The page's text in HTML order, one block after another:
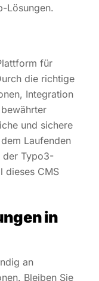
Lösungen.
für
die richtige
Integration
und sichere
Laufenden
der Typo3-
dieses CMS
in
an
Bleiben Sie